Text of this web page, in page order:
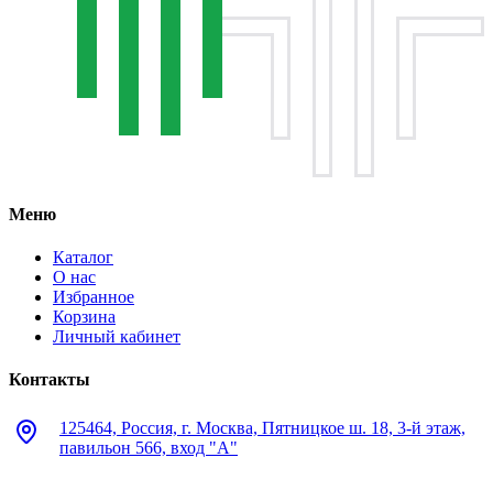
Меню
Каталог
О нас
Избранное
Корзина
Личный кабинет
Контакты
125464, Россия, г. Москва, Пятницкое ш. 18, 3-й этаж,
павильон 566, вход "А"